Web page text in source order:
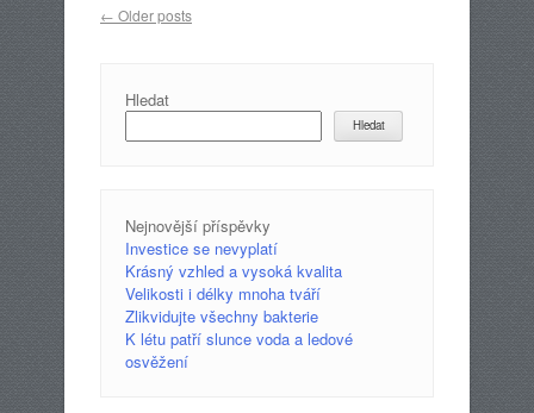
Post navigation
← Older posts
Hledat
Hledat
Nejnovější příspěvky
Investice se nevyplatí
Krásný vzhled a vysoká kvalita
Velikosti i délky mnoha tváří
Zlikvidujte všechny bakterie
K létu patří slunce voda a ledové
osvěžení